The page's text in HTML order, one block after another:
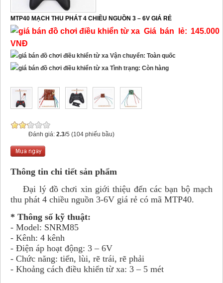
MTP40 MẠCH THU PHÁT 4 CHIỀU NGUỒN 3 – 6V GIÁ RẺ
Giá bán lẻ: 145.000
VNĐ
Vận chuyển: Toàn quốc
Tình trạng: Còn hàng
Đánh giá:2.3/5 (104 phiếu bầu)
Thông tin chi tiết sản phẩm
Đại lý đồ chơi xin giới thiệu đến các bạn bộ mạch
thu phát 4 chiều nguồn 3-6V giá rẻ có mã MTP40.
* Thông số kỹ thuật:
- Model: SNRM85
- Kênh: 4 kênh
- Điện áp hoạt động: 3 – 6V
- Chức năng: tiến, lùi, rẽ trái, rẽ phải
- Khoảng cách điều khiển từ xa: 3 – 5 mét